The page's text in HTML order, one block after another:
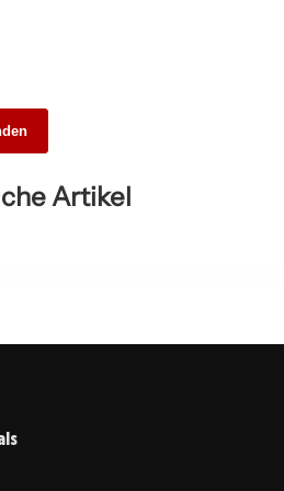
Artikel
besten Webdesigner und
in Stuttgart – Unsere Stadt